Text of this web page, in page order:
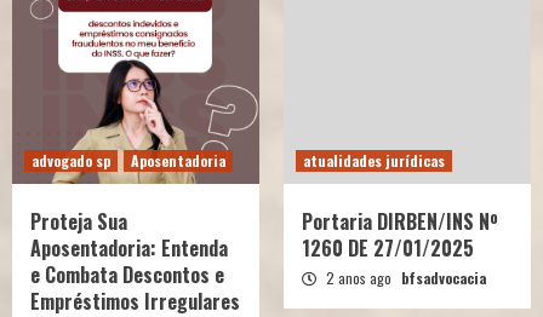
advogado sp Aposentadoria
Proteja Sua
Aposentadoria: Entenda
e Combata Descontos e
Empréstimos Irregulares
atualidades jurídicas
Portaria DIRBEN/INS Nº
1260 DE 27/01/2025
2 anos ago bfsadvocacia